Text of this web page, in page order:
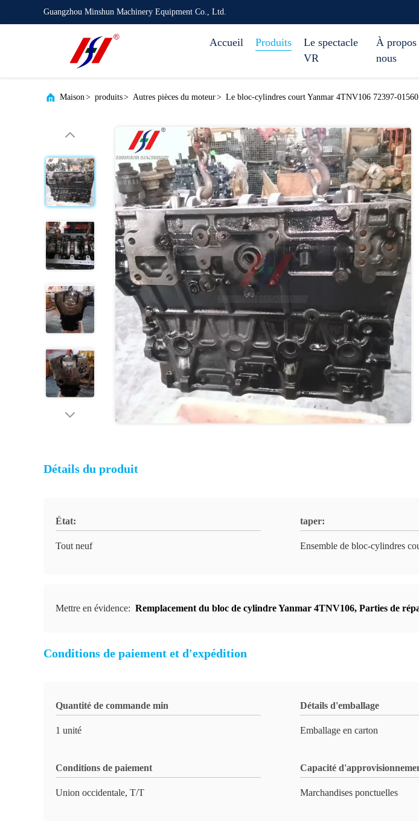
Guangzhou Minshun Machinery Equipment Co., Ltd.
Accueil Produits
Le spectacle
VR
À propos
nous
Maison> produits> Autres pièces du moteur> Le bloc-cylindres court Yanmar 4TNV106 72397-
Détails du produit
État:
Tout neuf
taper:
Ensemble de bloc-cylindres
Mettre en évidence: Remplacement du bloc de cylindre Yanmar 4TNV106, Parties de
Conditions de paiement et d'expédition
Quantité de commande min
1 unité
Détails d'emballage
Emballage en carton
Conditions de paiement
Union occidentale, T/T
Capacité
Marchandises ponctuelles